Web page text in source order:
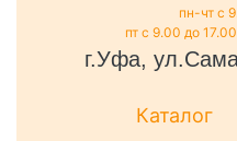
пн-чт с
пт с 9.00 до
г.Уфа,
Каталог